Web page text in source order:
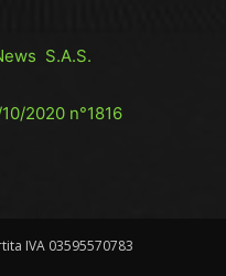
S.A.S.
2020 n°1816
IVA 03595570783